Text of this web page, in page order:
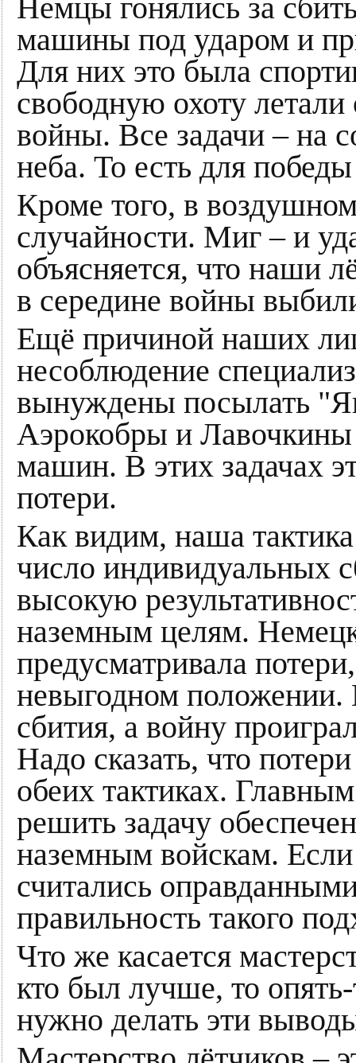
Немцы гонялись за
машины под ударом и
Для них это была
свободную охоту
войны. Все задачи – на
неба. То есть для
Кроме того, в
случайности. Миг – и
объясняется, что наши
в середине войны
Ещё причиной наших
несоблюдение
вынуждены посылать
Аэрокобры и
машин. В этих задачах
потери.
Как видим, наша
число индивидуальных
высокую
наземным целям.
предусматривала
невыгодном положении.
сбития, а войну
Надо сказать, что
обеих тактиках.
решить задачу
наземным войскам. Если
считались
правильность такого
Что же касается
кто был лучше, то
нужно делать эти